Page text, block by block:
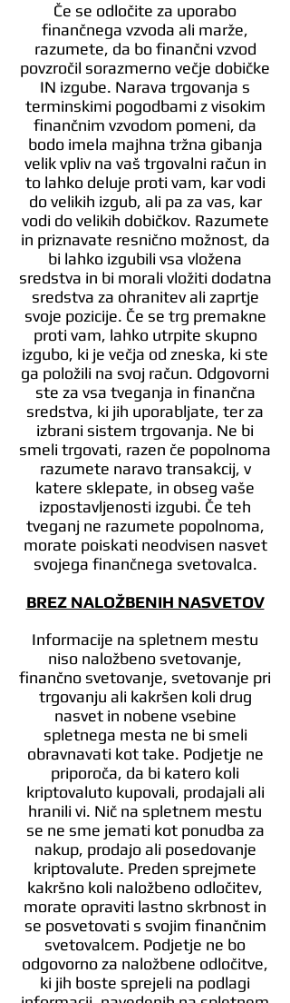
Če se odločite za uporabo
finančnega vzvoda ali marže,
razumete, da bo finančni vzvod
povzročil sorazmerno večje dobičke
IN izgube. Narava trgovanja s
terminskimi pogodbami z visokim
finančnim vzvodom pomeni, da
bodo imela majhna tržna gibanja
velik vpliv na vaš trgovalni račun in
to lahko deluje proti vam, kar vodi
do velikih izgub, ali pa za vas, kar
vodi do velikih dobičkov. Razumete
in priznavate resnično možnost, da
bi lahko izgubili vsa vložena
sredstva in bi morali vložiti dodatna
sredstva za ohranitev ali zaprtje
svoje pozicije. Če se trg premakne
proti vam, lahko utrpite skupno
izgubo, ki je večja od zneska, ki ste
ga položili na svoj račun. Odgovorni
ste za vsa tveganja in finančna
sredstva, ki jih uporabljate, ter za
izbrani sistem trgovanja. Ne bi
smeli trgovati, razen če popolnoma
razumete naravo transakcij, v
katere sklepate, in obseg vaše
izpostavljenosti izgubi. Če teh
tveganj ne razumete popolnoma,
morate poiskati neodvisen nasvet
svojega finančnega svetovalca.
BREZ NALOŽBENIH NASVETOV
Informacije na spletnem mestu
niso naložbeno svetovanje,
finančno svetovanje, svetovanje pri
trgovanju ali kakršen koli drug
nasvet in nobene vsebine
spletnega mesta ne bi smeli
obravnavati kot take. Podjetje ne
priporoča, da bi katero koli
kriptovaluto kupovali, prodajali ali
hranili vi. Nič na spletnem mestu
se ne sme jemati kot ponudba za
nakup, prodajo ali posedovanje
kriptovalute. Preden sprejmete
kakršno koli naložbeno odločitev,
morate opraviti lastno skrbnost in
se posvetovati s svojim finančnim
svetovalcem. Podjetje ne bo
odgovorno za naložbene odločitve,
ki jih boste sprejeli na podlagi